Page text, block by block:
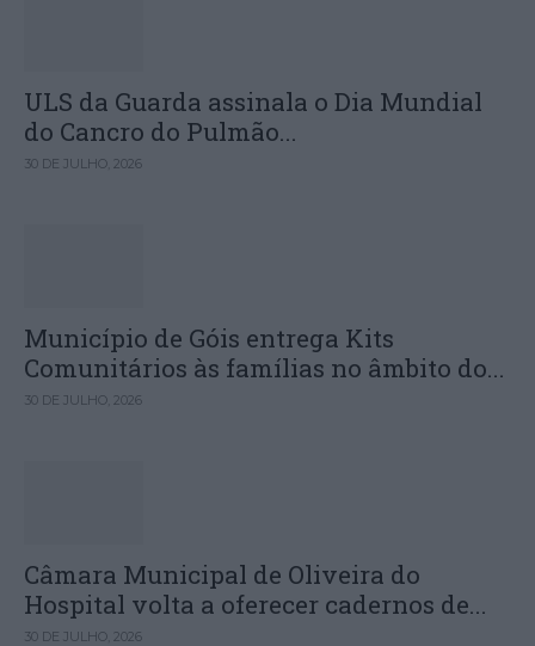
ULS da Guarda assinala o Dia Mundial
do Cancro do Pulmão...
30 DE JULHO, 2026
Município de Góis entrega Kits
Comunitários às famílias no âmbito do...
30 DE JULHO, 2026
Câmara Municipal de Oliveira do
Hospital volta a oferecer cadernos de...
30 DE JULHO, 2026